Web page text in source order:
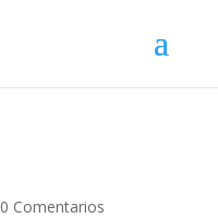
0 Comentarios